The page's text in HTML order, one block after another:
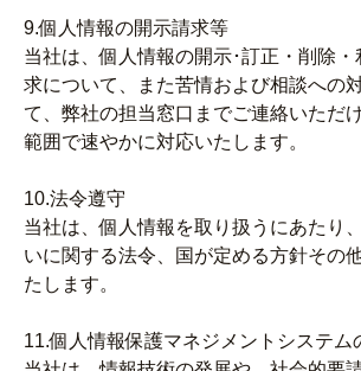
9.個人情報の開示請求等
当社は、個人情報の開示･訂正・削除
求について、また苦情および相談への
て、弊社の担当窓口までご連絡いただ
範囲で速やかに対応いたします。
10.法令遵守
当社は、個人情報を取り扱うにあたり
いに関する法令、国が定める方針その
たします。
11.個人情報保護マネジメントシステム